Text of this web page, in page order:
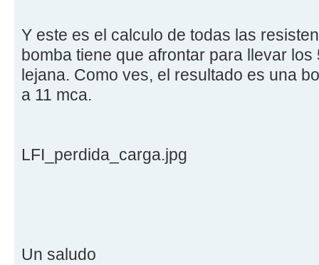
Y este es el calculo de todas las
bomba tiene que afrontar para llevar
lejana. Como ves, el resultado es una
a 11 mca.
LFI_perdida_carga.jpg
Un saludo